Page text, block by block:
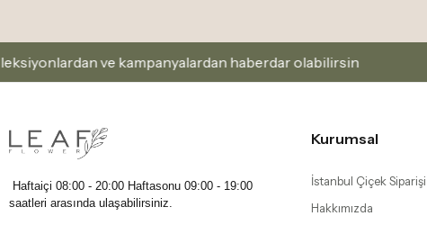
kampanyalardan haberdar olabilirsin Kaydol ve
Haftaiçi 08:00 - 20:00 Haftasonu 09:00 - 19:00
saatleri arasında ulaşabilirsiniz.
Kurumsal
İstanbul Çiçek Siparişi
Hakkımızda